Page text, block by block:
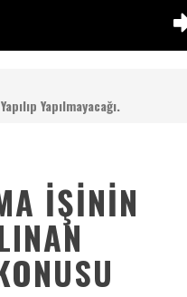
Yapılmayacağı.
İŞININ